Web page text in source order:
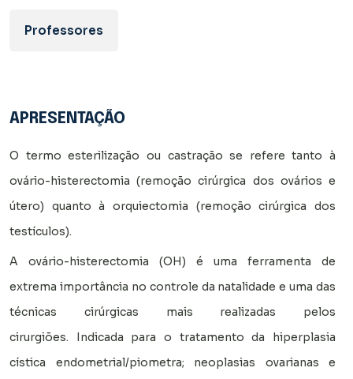
Professores
APRESENTAÇÃO
O termo esterilização ou castração se refere tanto à
ovário-histerectomia (remoção cirúrgica dos ovários e
útero) quanto à orquiectomia (remoção cirúrgica dos
testículos).
A ovário-histerectomia (OH) é uma ferramenta de
extrema importância no controle da natalidade e uma das
técnicas cirúrgicas mais realizadas pelos
cirurgiões. Indicada para o tratamento da hiperplasia
cística endometrial/piometra; neoplasias ovarianas e